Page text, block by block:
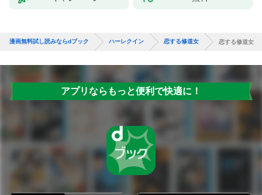
漫画無料試し読みならdブック ハーレクイン 恋する修道女 恋する修道女
アプリならもっと便利で快適に！